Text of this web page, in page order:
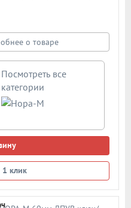
о товаре
Посмотреть все
категории
1 клик